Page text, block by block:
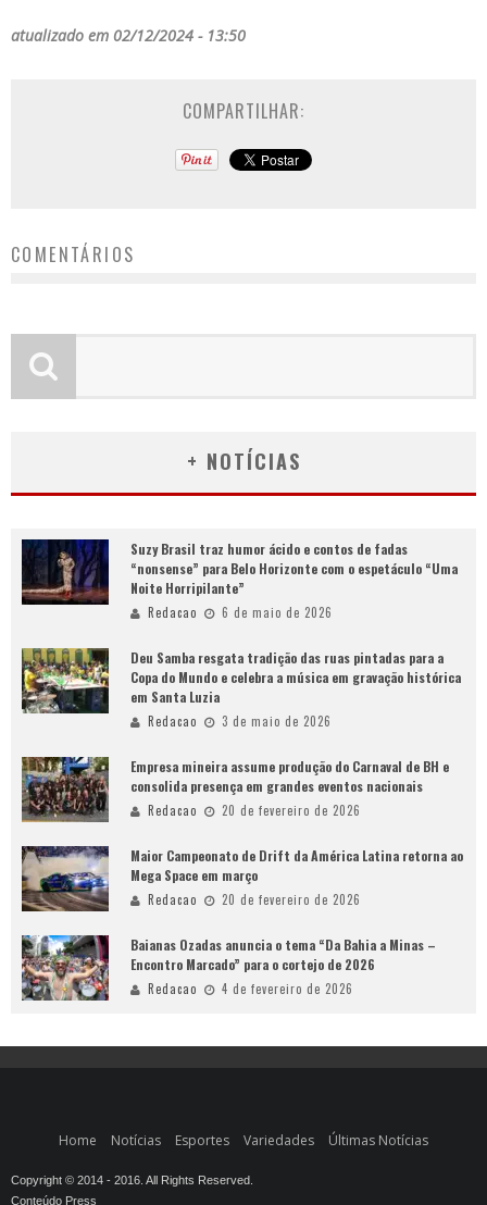
atualizado em 02/12/2024 - 13:50
COMPARTILHAR:
COMENTÁRIOS
+ NOTÍCIAS
Suzy Brasil traz humor ácido e contos de fadas
“nonsense” para Belo Horizonte com o espetáculo “Uma
Noite Horripilante”
Redacao 6 de maio de 2026
Deu Samba resgata tradição das ruas pintadas para a
Copa do Mundo e celebra a música em gravação histórica
em Santa Luzia
Redacao 3 de maio de 2026
Empresa mineira assume produção do Carnaval de BH e
consolida presença em grandes eventos nacionais
Redacao 20 de fevereiro de 2026
Maior Campeonato de Drift da América Latina retorna ao
Mega Space em março
Redacao 20 de fevereiro de 2026
Baianas Ozadas anuncia o tema “Da Bahia a Minas –
Encontro Marcado” para o cortejo de 2026
Redacao 4 de fevereiro de 2026
Home Notícias Esportes Variedades Últimas Notícias
Copyright © 2014 - 2016. All Rights Reserved.
Conteúdo Press